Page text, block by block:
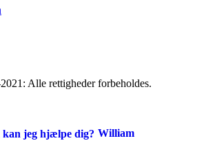
Alle rettigheder forbeholdes.
William